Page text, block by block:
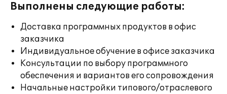
Выполнены следующие работы:
Доставка программных продуктов в офис
заказчика
Индивидуальное обучение в офисе заказчика
Консультации по выбору программного
обеспечения и вариантов его сопровождения
Начальные настройки типового/отраслевого